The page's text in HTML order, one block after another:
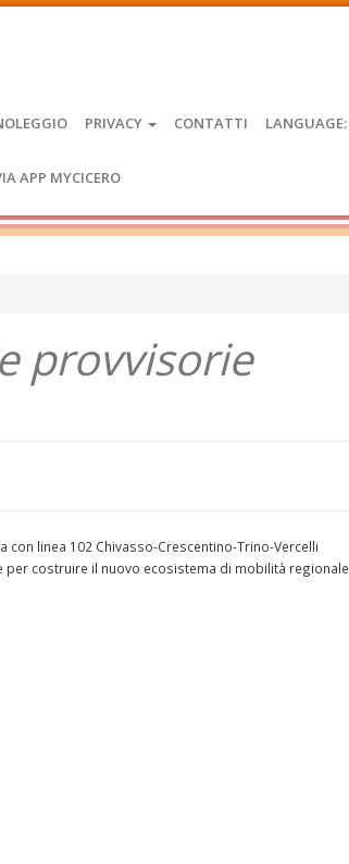
PRIVACY CONTATTI LANGUAGE:
APP MYCICERO
provvisorie
con linea 102 Chivasso-Crescentino-Trino-Vercelli
per costruire il nuovo ecosistema di mobilità regionale